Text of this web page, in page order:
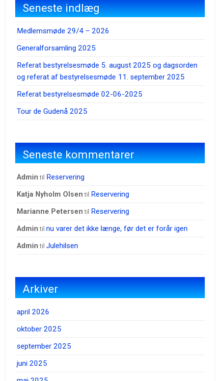
Seneste indlæg
Medlemsmøde 29/4 – 2026
Generalforsamling 2025
Referat bestyrelsesmøde 5. august 2025 og dagsorden
og referat af bestyrelsesmøde 11. september 2025
Referat bestyrelsesmøde 02-06-2025
Tour de Gudenå 2025
Seneste kommentarer
admin til Reservering
Katja Nyholm Olsen til Reservering
Marianne Petersen til Reservering
admin til nu varer det ikke længe, før det er forår igen
admin til Julehilsen
Arkiver
april 2026
oktober 2025
september 2025
juni 2025